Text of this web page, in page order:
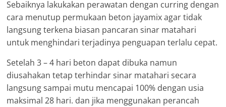
Sebaiknya lakukakan perawatan dengan curring dengan
cara menutup permukaan beton jayamix agar tidak
langsung terkena biasan pancaran sinar matahari
untuk menghindari terjadinya penguapan terlalu cepat.
Setelah 3 – 4 hari beton dapat dibuka namun
diusahakan tetap terhindar sinar matahari secara
langsung sampai mutu mencapai 100% dengan usia
maksimal 28 hari. dan jika menggunakan perancah